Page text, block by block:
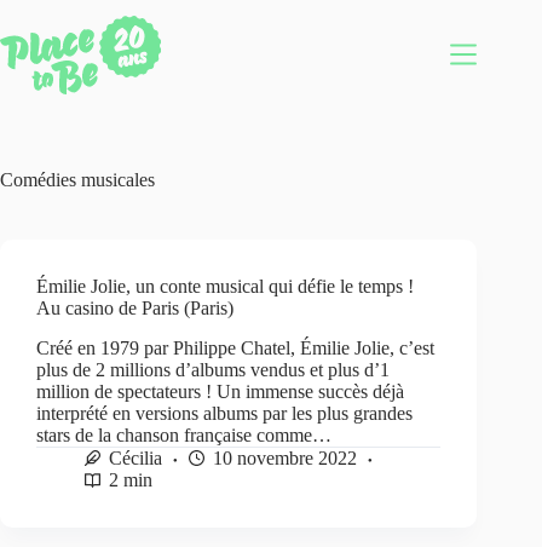
au
contenu
Comédies musicales
Émilie Jolie, un conte musical qui défie le temps !
Au casino de Paris (Paris)
Créé en 1979 par Philippe Chatel, Émilie Jolie, c’est
plus de 2 millions d’albums vendus et plus d’1
million de spectateurs ! Un immense succès déjà
interprété en versions albums par les plus grandes
stars de la chanson française comme…
Cécilia
10 novembre 2022
2 min